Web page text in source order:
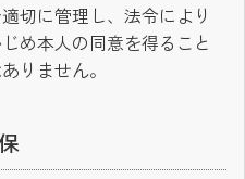
切に管理し、法令により
め本人の同意を得ること
りません。